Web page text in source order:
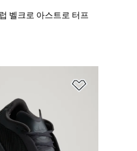
벨크로 아스트로 터프